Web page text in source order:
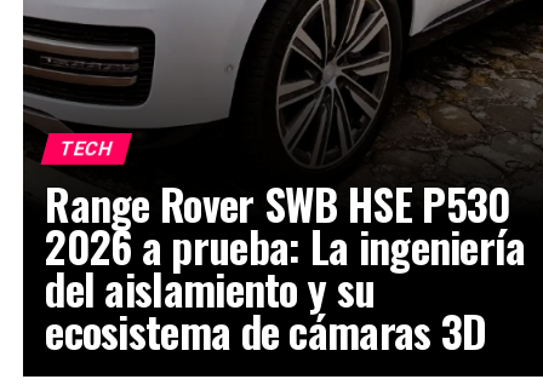
TECH
Range Rover SWB HSE P530
2026 a prueba: La ingeniería
del aislamiento y su
ecosistema de cámaras 3D